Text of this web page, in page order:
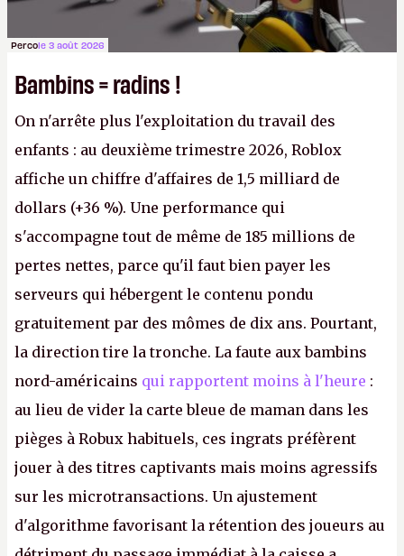
Percole 3 août 2026
Bambins = radins !
On n'arrête plus l'exploitation du travail des
enfants : au deuxième trimestre 2026, Roblox
affiche un chiffre d'affaires de 1,5 milliard de
dollars (+36 %). Une performance qui
s'accompagne tout de même de 185 millions de
pertes nettes, parce qu'il faut bien payer les
serveurs qui hébergent le contenu pondu
gratuitement par des mômes de dix ans. Pourtant,
la direction tire la tronche. La faute aux bambins
nord-américains qui rapportent moins à l'heure :
au lieu de vider la carte bleue de maman dans les
pièges à Robux habituels, ces ingrats préfèrent
jouer à des titres captivants mais moins agressifs
sur les microtransactions. Un ajustement
d'algorithme favorisant la rétention des joueurs au